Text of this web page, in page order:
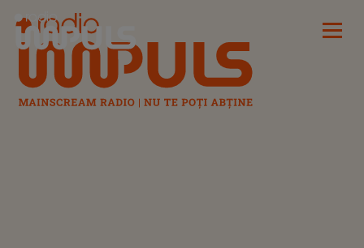
Radio Impuls